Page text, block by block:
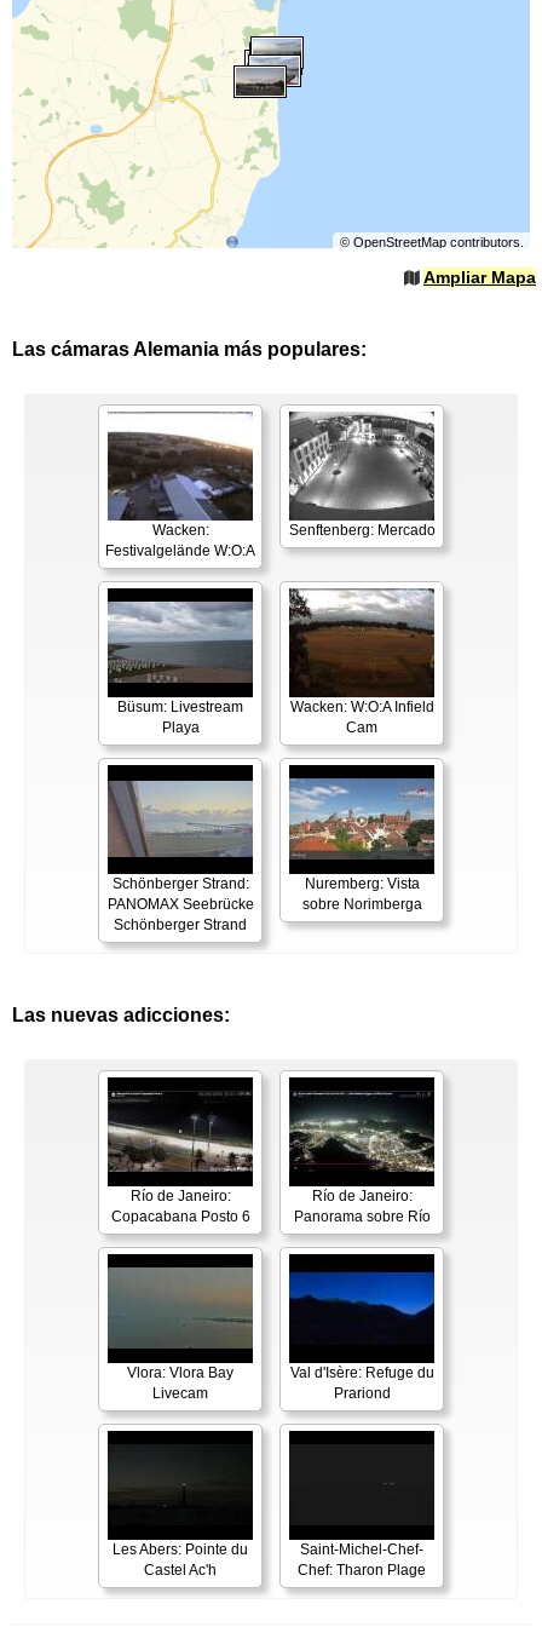
© OpenStreetMapcontributors.
Ampliar Mapa
Las cámaras Alemania más populares:
Wacken:
Festivalgelände W:O:A
Senftenberg: Mercado
Büsum: Livestream
Playa
Wacken: W:O:A Infield
Cam
Schönberger Strand:
PANOMAX Seebrücke
Schönberger Strand
Nuremberg: Vista
sobre Norimberga
Las nuevas adicciones:
Río de Janeiro:
Copacabana Posto 6
Río de Janeiro:
Panorama sobre Río
Vlora: Vlora Bay
Livecam
Val d'Isère: Refuge du
Prariond
Les Abers: Pointe du
Castel Ac'h
Saint-Michel-Chef-
Chef: Tharon Plage